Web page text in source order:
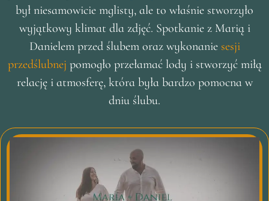
był niesamowicie mglisty, ale to właśnie stworzyło
wyjątkowy klimat dla zdjęć. Spotkanie z Marią i
Danielem przed ślubem oraz wykonanie sesji
przedślubnej pomogło przełamać lody i stworzyć miłą
relację i atmosferę, która była bardzo pomocna w
dniu ślubu.